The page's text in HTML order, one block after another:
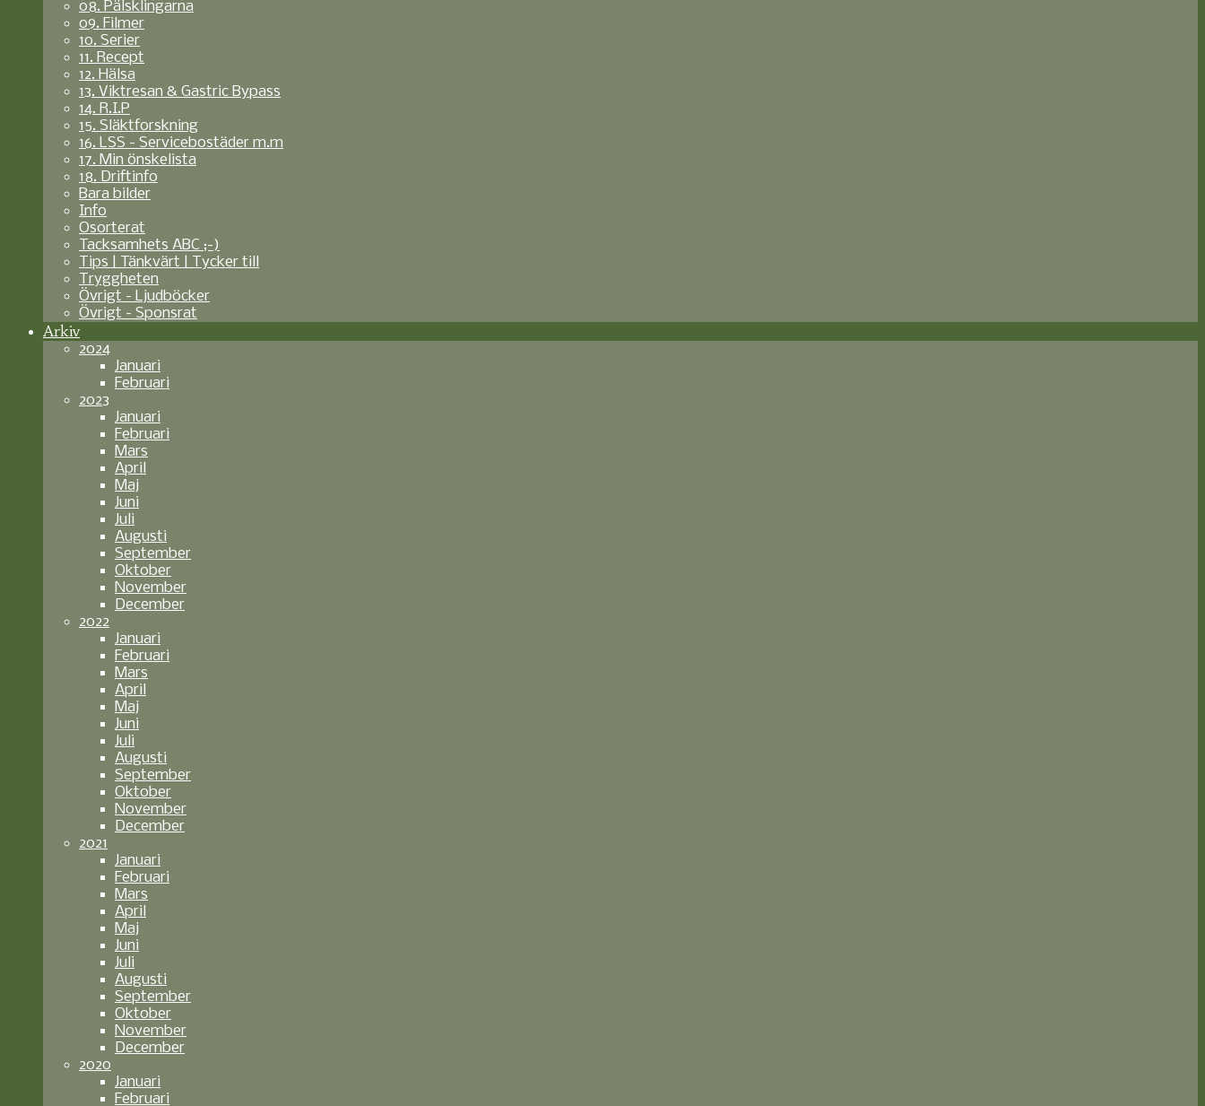
08. Pälsklingarna
09. Filmer
10. Serier
11. Recept
12. Hälsa
13. Viktresan & Gastric Bypass
14. R.I.P
15. Släktforskning
16. LSS - Servicebostäder m.m
17. Min önskelista
18. Driftinfo
Bara bilder
Info
Osorterat
Tacksamhets ABC ;-)
Tips | Tänkvärt | Tycker till
Tryggheten
Övrigt - Ljudböcker
Övrigt - Sponsrat
Arkiv
2024
Januari
Februari
2023
Januari
Februari
Mars
April
Maj
Juni
Juli
Augusti
September
Oktober
November
December
2022
Januari
Februari
Mars
April
Maj
Juni
Juli
Augusti
September
Oktober
November
December
2021
Januari
Februari
Mars
April
Maj
Juni
Juli
Augusti
September
Oktober
November
December
2020
Januari
Februari